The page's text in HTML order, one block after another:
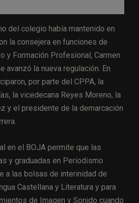
del colegio había mantenido en
la consejera en funciones de
y Formación Profesional, Carmen
avanzó la nueva regulación. En
por parte del CPPA, la
la vicedecana Reyes Moreno, la
y el presidente de la demarcación
en el BOJA permite que las
y graduadas en Periodismo
a las bolsas de interinidad de
Castellana y Literatura y para
de Imagen y Sonido cuando